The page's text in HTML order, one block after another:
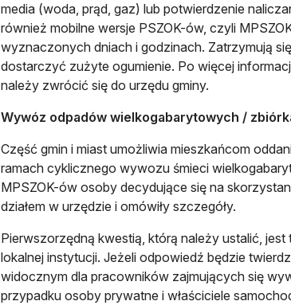
media (woda, prąd, gaz) lub potwierdzenie
również mobilne wersje PSZOK-ów, czyli
wyznaczonych dniach i godzinach. Zatrzymują
dostarczyć zużyte ogumienie. Po więcej
należy zwrócić się do urzędu gminy.
Wywóz odpadów wielkogabarytowych /
Część gmin i miast umożliwia mieszkańcom
ramach cyklicznego wywozu śmieci
MPSZOK-ów osoby decydujące się na
działem w urzędzie i omówiły szczegóły.
Pierwszorzędną kwestią, którą należy ustalić,
lokalnej instytucji. Jeżeli odpowiedź będzie
widocznym dla pracowników zajmujących się
przypadku osoby prywatne i właściciele